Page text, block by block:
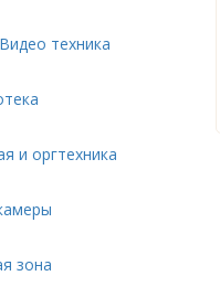
техника
и оргтехника
зона